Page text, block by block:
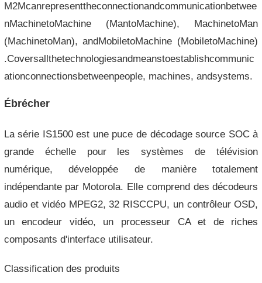
M2Mcanrepresenttheconnectionandcommunicationbetwee
nMachinetoMachine (MantoMachine), MachinetoMan
(MachinetoMan), andMobiletoMachine (MobiletoMachine)
.Coversallthetechnologiesandmeanstoestablishcommunic
ationconnectionsbetweenpeople, machines, andsystems.
Ébrécher
La série IS1500 est une puce de décodage source SOC à
grande échelle pour les systèmes de télévision
numérique, développée de manière totalement
indépendante par Motorola. Elle comprend des décodeurs
audio et vidéo MPEG2, 32 RISCCPU, un contrôleur OSD,
un encodeur vidéo, un processeur CA et de riches
composants d'interface utilisateur.
Classification des produits